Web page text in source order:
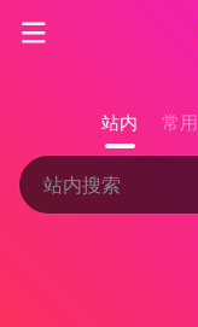
站内 常用